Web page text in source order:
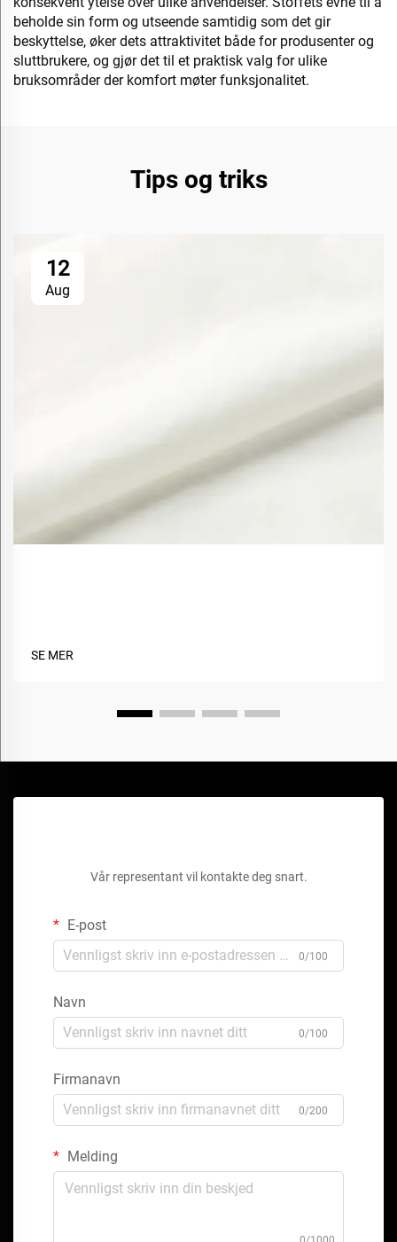
beholde sin form og utseende samtidig som det gir
beskyttelse, øker dets attraktivitet både for produsenter og
sluttbrukere, og gjør det til et praktisk valg for ulike
bruksområder der komfort møter funksjonalitet.
Tips og triks
12
Aug
SE MER
Vår representant vil kontakte deg snart.
E-post
0/100
Navn
0/100
Firmanavn
0/200
Melding